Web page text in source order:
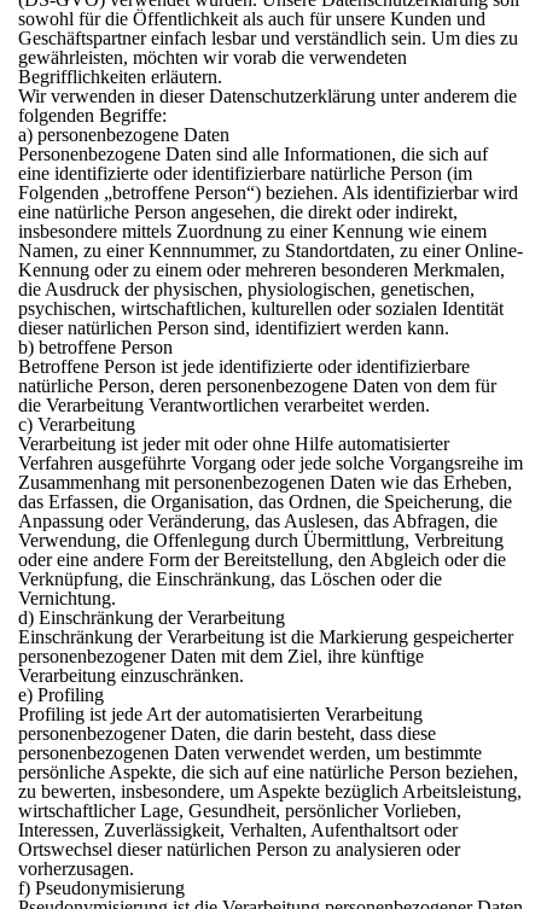
sowohl für die Öffentlichkeit als auch für unsere Kunden und
Geschäftspartner einfach lesbar und verständlich sein. Um dies zu
gewährleisten, möchten wir vorab die verwendeten
Begrifflichkeiten erläutern.
Wir verwenden in dieser Datenschutzerklärung unter anderem die
folgenden Begriffe:
a) personenbezogene Daten
Personenbezogene Daten sind alle Informationen, die sich auf
eine identifizierte oder identifizierbare natürliche Person (im
Folgenden „betroffene Person“) beziehen. Als identifizierbar wird
eine natürliche Person angesehen, die direkt oder indirekt,
insbesondere mittels Zuordnung zu einer Kennung wie einem
Namen, zu einer Kennnummer, zu Standortdaten, zu einer Online-
Kennung oder zu einem oder mehreren besonderen Merkmalen,
die Ausdruck der physischen, physiologischen, genetischen,
psychischen, wirtschaftlichen, kulturellen oder sozialen Identität
dieser natürlichen Person sind, identifiziert werden kann.
b) betroffene Person
Betroffene Person ist jede identifizierte oder identifizierbare
natürliche Person, deren personenbezogene Daten von dem für
die Verarbeitung Verantwortlichen verarbeitet werden.
c) Verarbeitung
Verarbeitung ist jeder mit oder ohne Hilfe automatisierter
Verfahren ausgeführte Vorgang oder jede solche Vorgangsreihe im
Zusammenhang mit personenbezogenen Daten wie das Erheben,
das Erfassen, die Organisation, das Ordnen, die Speicherung, die
Anpassung oder Veränderung, das Auslesen, das Abfragen, die
Verwendung, die Offenlegung durch Übermittlung, Verbreitung
oder eine andere Form der Bereitstellung, den Abgleich oder die
Verknüpfung, die Einschränkung, das Löschen oder die
Vernichtung.
d) Einschränkung der Verarbeitung
Einschränkung der Verarbeitung ist die Markierung gespeicherter
personenbezogener Daten mit dem Ziel, ihre künftige
Verarbeitung einzuschränken.
e) Profiling
Profiling ist jede Art der automatisierten Verarbeitung
personenbezogener Daten, die darin besteht, dass diese
personenbezogenen Daten verwendet werden, um bestimmte
persönliche Aspekte, die sich auf eine natürliche Person beziehen,
zu bewerten, insbesondere, um Aspekte bezüglich Arbeitsleistung,
wirtschaftlicher Lage, Gesundheit, persönlicher Vorlieben,
Interessen, Zuverlässigkeit, Verhalten, Aufenthaltsort oder
Ortswechsel dieser natürlichen Person zu analysieren oder
vorherzusagen.
f) Pseudonymisierung